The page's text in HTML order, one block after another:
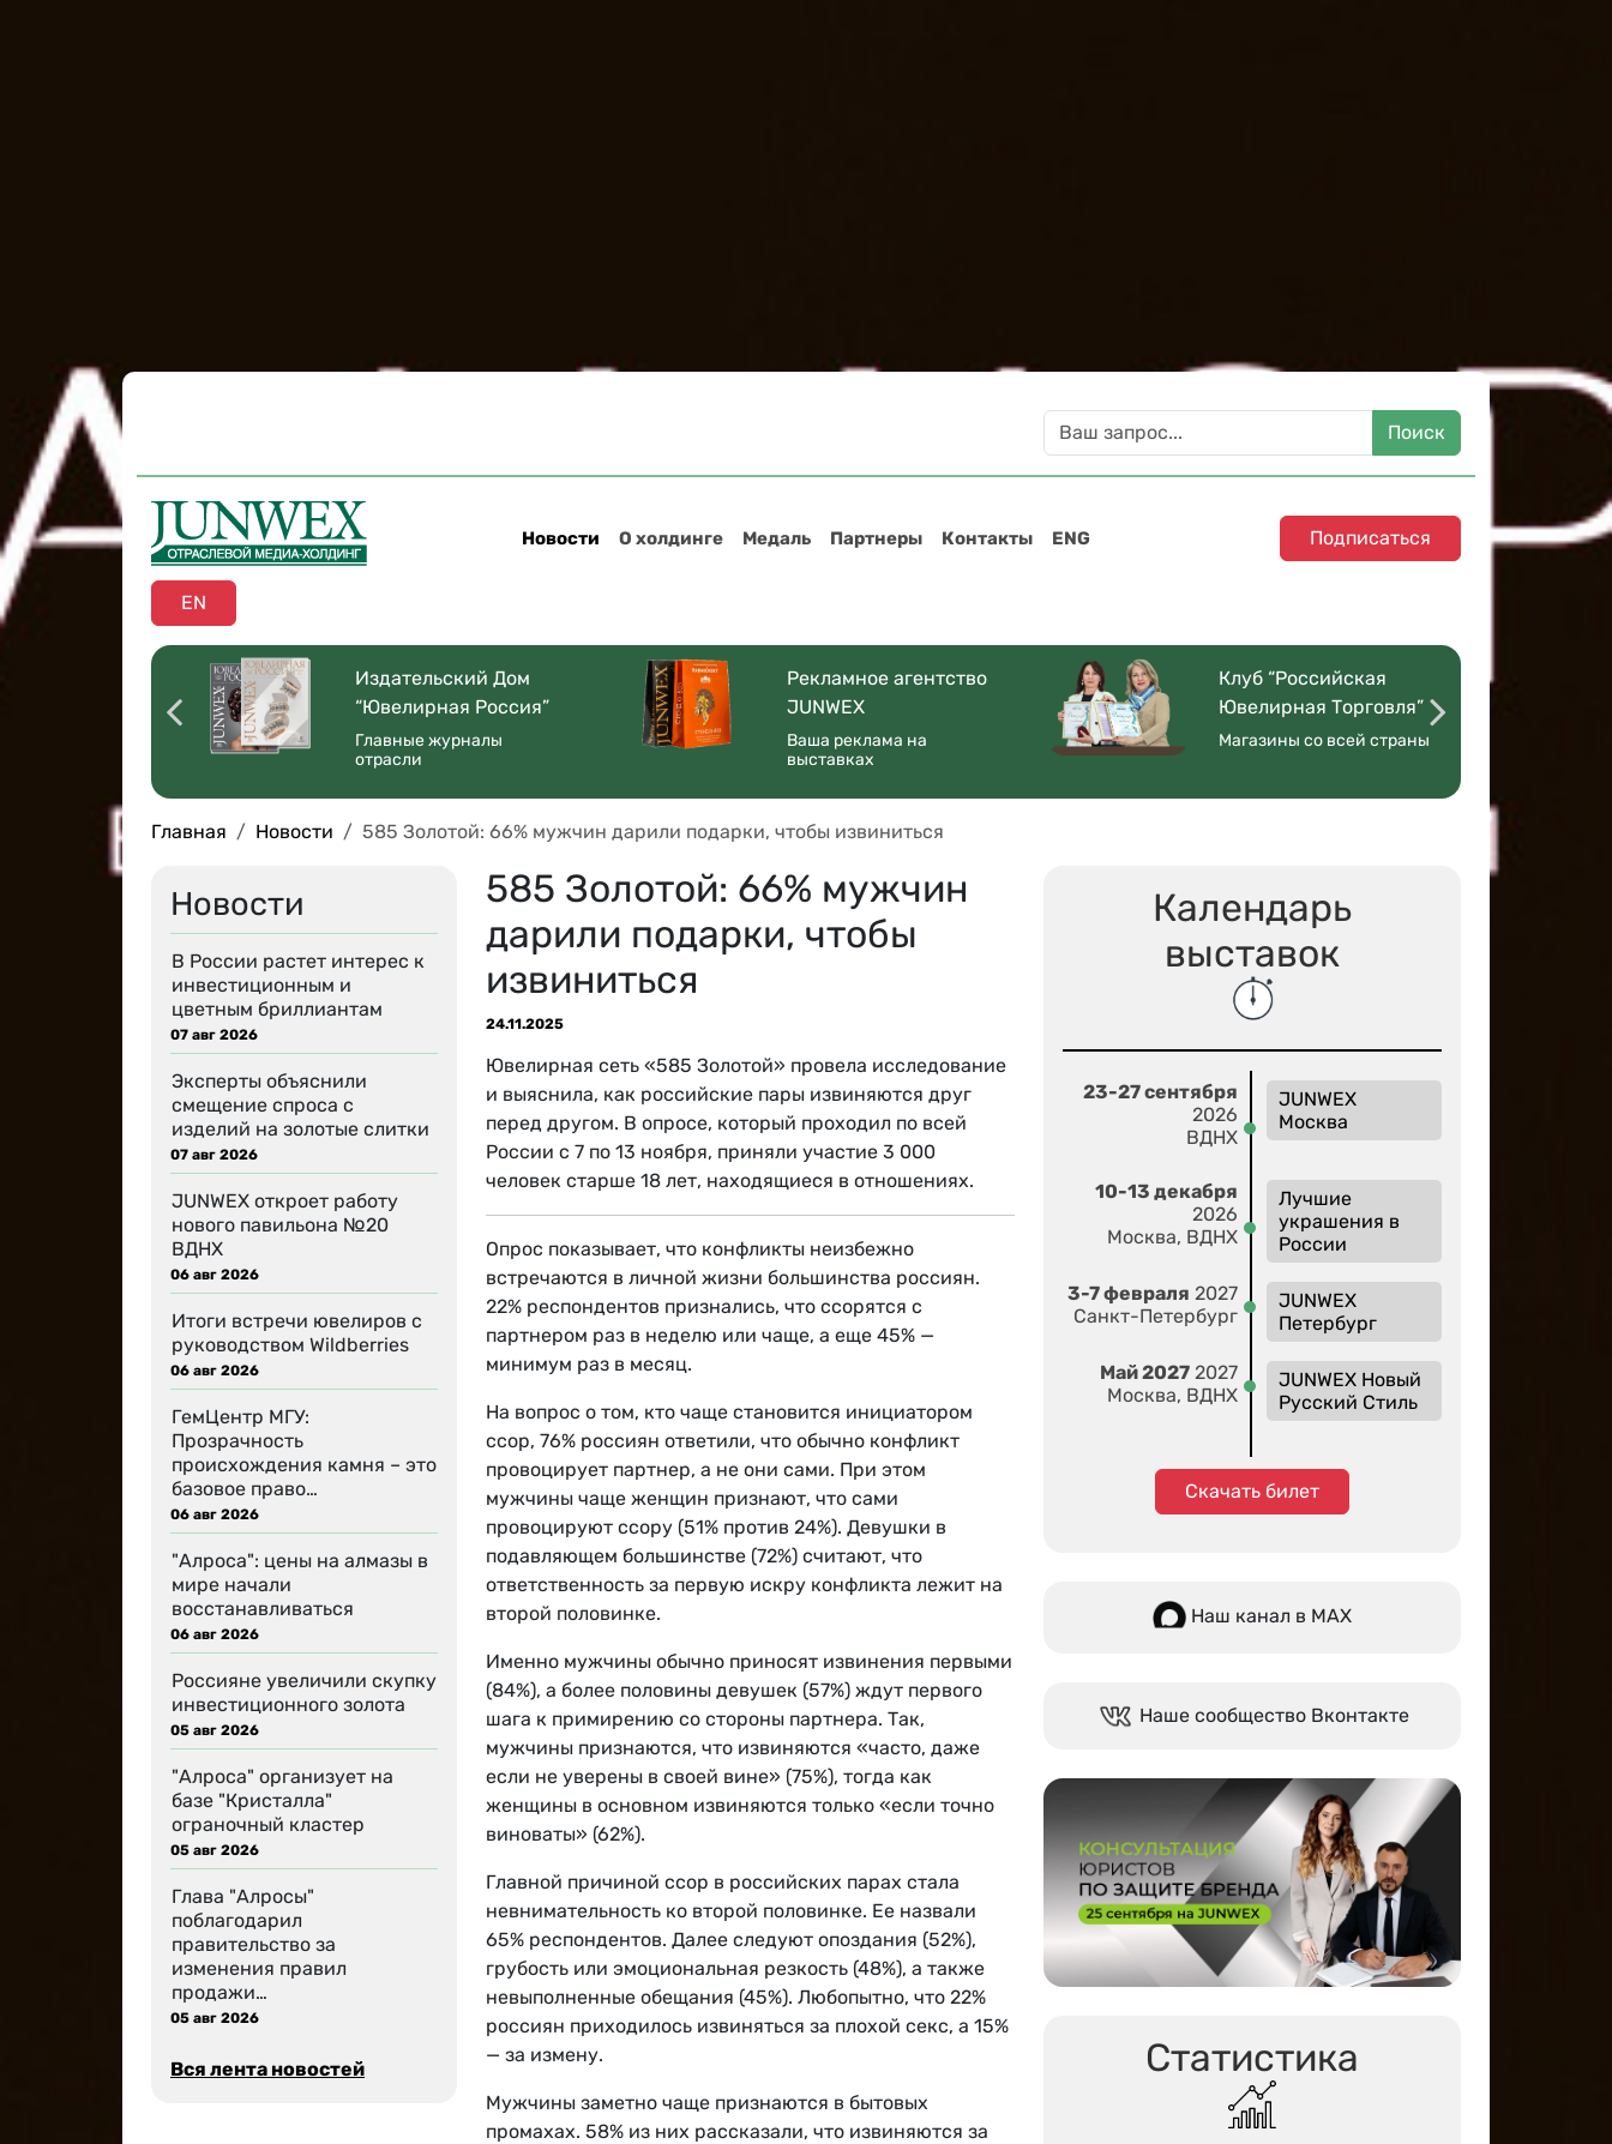
Новости О холдинге Медаль Партнеры Контакты ENG Подписаться
EN
Издательский Дом
“Ювелирная Россия”
Главные журналы
отрасли
Рекламное агентство
JUNWEX
Ваша реклама на
выставках
Клуб “Российская
Ювелирная Торговля”
Магазины со всей страны
Главная Новости 585 Золотой: 66% мужчин дарили подарки, чтобы извиниться
Новости
В России растет интерес к
инвестиционным и
цветным бриллиантам
07 авг 2026
Эксперты объяснили
смещение спроса с
изделий на золотые слитки
07 авг 2026
JUNWEX откроет работу
нового павильона №20
ВДНХ
06 авг 2026
Итоги встречи ювелиров с
руководством Wildberries
06 авг 2026
ГемЦентр МГУ:
Прозрачность
происхождения камня – это
базовое право…
06 авг 2026
"Алроса": цены на алмазы в
мире начали
восстанавливаться
06 авг 2026
Россияне увеличили скупку
инвестиционного золота
05 авг 2026
"Алроса" организует на
базе "Кристалла"
ограночный кластер
05 авг 2026
Глава "Алросы"
поблагодарил
правительство за
изменения правил
продажи…
05 авг 2026
Вся лента новостей
585 Золотой: 66% мужчин
дарили подарки, чтобы
извиниться
24.11.2025
Ювелирная сеть «585 Золотой» провела исследование
и выяснила, как российские пары извиняются друг
перед другом. В опросе, который проходил по всей
России с 7 по 13 ноября, приняли участие 3 000
человек старше 18 лет, находящиеся в отношениях.
Опрос показывает, что конфликты неизбежно
встречаются в личной жизни большинства россиян.
22% респондентов признались, что ссорятся с
партнером раз в неделю или чаще, а еще 45% —
минимум раз в месяц.
На вопрос о том, кто чаще становится инициатором
ссор, 76% россиян ответили, что обычно конфликт
провоцирует партнер, а не они сами. При этом
мужчины чаще женщин признают, что сами
провоцируют ссору (51% против 24%). Девушки в
подавляющем большинстве (72%) считают, что
ответственность за первую искру конфликта лежит на
второй половинке.
Именно мужчины обычно приносят извинения первыми
(84%), а более половины девушек (57%) ждут первого
шага к примирению со стороны партнера. Так,
мужчины признаются, что извиняются «часто, даже
если не уверены в своей вине» (75%), тогда как
женщины в основном извиняются только «если точно
виноваты» (62%).
Главной причиной ссор в российских парах стала
невнимательность ко второй половинке. Ее назвали
65% респондентов. Далее следуют опоздания (52%),
грубость или эмоциональная резкость (48%), а также
невыполненные обещания (45%). Любопытно, что 22%
россиян приходилось извиняться за плохой секс, а 15%
— за измену.
Мужчины заметно чаще признаются в бытовых
промахах. 58% из них рассказали, что извиняются за
Календарь
выставок
23-27 сентября
2026
ВДНХ
JUNWEX
Москва
10-13 декабря
2026
Москва, ВДНХ
Лучшие
украшения в
России
3-7 февраля 2027
Санкт-Петербург
JUNWEX
Петербург
Май 2027 2027
Москва, ВДНХ
JUNWEX Новый
Русский Стиль
Скачать билет
Наш канал в МАХ
Наше сообщество Вконтакте
Статистика